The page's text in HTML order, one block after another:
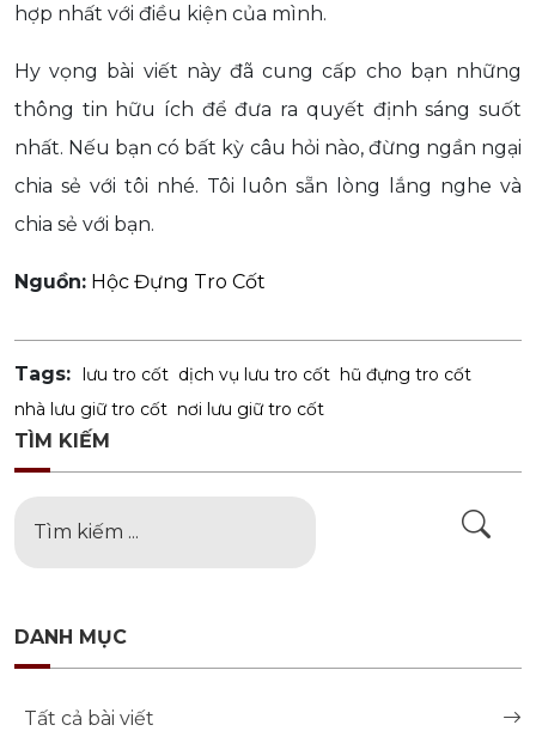
hợp nhất với điều kiện của mình.
Hy vọng bài viết này đã cung cấp cho bạn những
thông tin hữu ích để đưa ra quyết định sáng suốt
nhất. Nếu bạn có bất kỳ câu hỏi nào, đừng ngần ngại
chia sẻ với tôi nhé. Tôi luôn sẵn lòng lắng nghe và
chia sẻ với bạn.
Nguồn: Hộc Đựng Tro Cốt
Tags: lưu tro cốt dịch vụ lưu tro cốt hũ đựng tro cốt
nhà lưu giữ tro cốt nơi lưu giữ tro cốt
TÌM KIẾM
DANH MỤC
Tất cả bài viết